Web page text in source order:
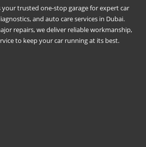
your trusted one-stop garage for expert car
and auto care services in Dubai.
repairs, we deliver reliable workmanship,
to keep your car running at its best.